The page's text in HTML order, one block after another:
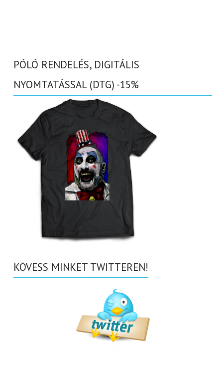
PÓLÓ RENDELÉS, DIGITÁLIS
NYOMTATÁSSAL (DTG) -15%
KÖVESS MINKET TWITTEREN!